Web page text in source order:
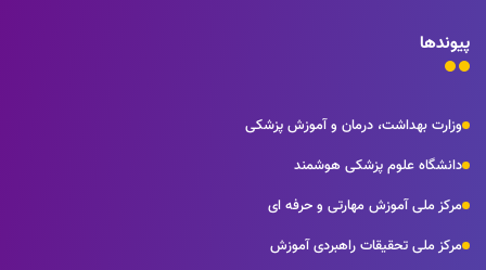
پیوندها
وزارت بهداشت، درمان و آموزش پزشکی
دانشگاه علوم پزشکی هوشمند
مرکز ملی آموزش مهارتی و حرفه ای
مرکز ملی تحقیقات راهبردی آموزش